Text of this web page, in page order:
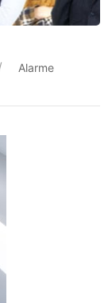
Alarme